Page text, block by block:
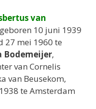
van
10 juni 1939
27 mei 1960 te
Bodemeijer,
van Cornelis
van Beusekom,
te Amsterdam